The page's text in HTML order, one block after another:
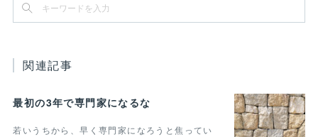
関連記事
最初の3年で専門家になるな
若いうちから、早く専門家になろうと焦ってい